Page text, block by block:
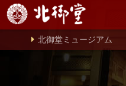
北御堂ミュージアム